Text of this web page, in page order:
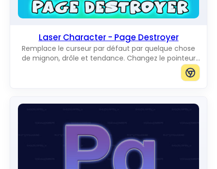
Laser Character - Page Destroyer
Remplace le curseur par défaut par quelque chose
de mignon, drôle et tendance. Changez le pointeur
de souris habituel pour d'incroyables Cute Cursors.